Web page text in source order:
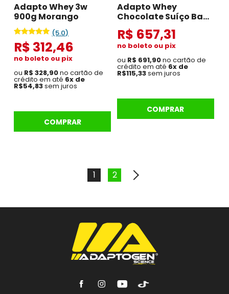
Adapto Whey 3w
900g Morango
Avaliado
como
5.00
de 5, com
em
avaliações
de clientes
(5.0)
R$ 312,46
no boleto ou pix
ou R$ 328,90no cartão de
crédito em até 6x de
R$54,83sem juros
COMPRAR
Adapto Whey
Chocolate Suíço Bag
2.2 kg
R$ 657,31
no boleto ou pix
ou R$ 691,90no cartão de
crédito em até 6x de
R$115,33sem juros
COMPRAR
1 2